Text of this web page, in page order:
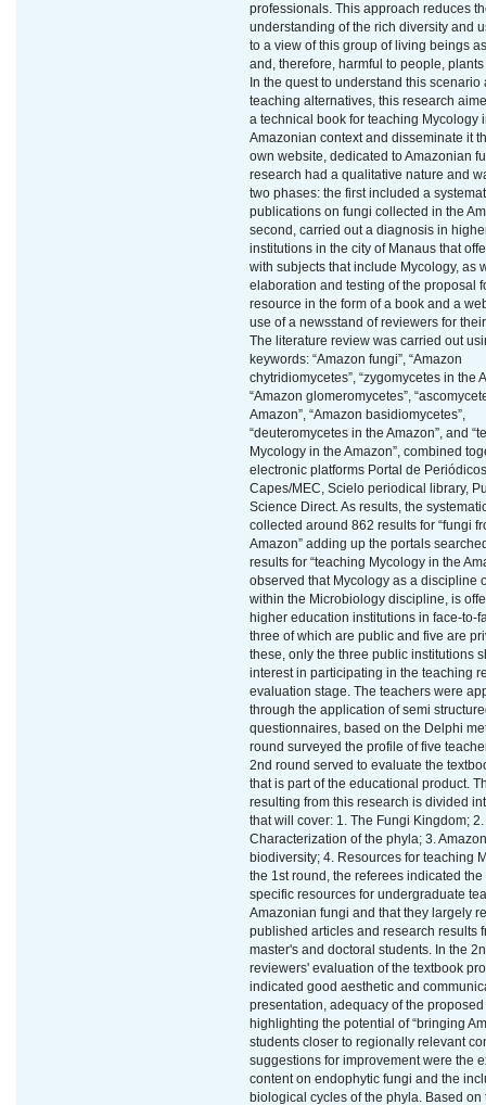
professionals. This approach reduces
understanding of the rich diversity and
to a view of this group of living beings
and, therefore, harmful to people,
In the quest to understand this
teaching alternatives, this research
a technical book for teaching Mycology
Amazonian context and disseminate it
own website, dedicated to Amazonian
research had a qualitative nature and
two phases: the first included a
publications on fungi collected in the
second, carried out a diagnosis in
institutions in the city of Manaus that
with subjects that include Mycology, as
elaboration and testing of the proposal
resource in the form of a book and a
use of a newsstand of reviewers for
The literature review was carried out
keywords: “Amazon fungi”, “Amazon
chytridiomycetes”, “zygomycetes in the
“Amazon glomeromycetes”,
Amazon”, “Amazon basidiomycetes”,
“deuteromycetes in the Amazon”, and
Mycology in the Amazon”, combined
electronic platforms Portal de Periódicos
Capes/MEC, Scielo periodical library,
Science Direct. As results, the
collected around 862 results for “fungi
Amazon” adding up the portals
results for “teaching Mycology in the
observed that Mycology as a discipline
within the Microbiology discipline, is
higher education institutions in face-to-
three of which are public and five are
these, only the three public institutions
interest in participating in the teaching
evaluation stage. The teachers were
through the application of semi
questionnaires, based on the Delphi
round surveyed the profile of five
2nd round served to evaluate the
that is part of the educational product.
resulting from this research is divided
that will cover: 1. The Fungi Kingdom; 2.
Characterization of the phyla; 3.
biodiversity; 4. Resources for teaching
the 1st round, the referees indicated the
specific resources for undergraduate
Amazonian fungi and that they largely
published articles and research results
master's and doctoral students. In the
reviewers' evaluation of the textbook
indicated good aesthetic and
presentation, adequacy of the
highlighting the potential of “bringing
students closer to regionally relevant
suggestions for improvement were the
content on endophytic fungi and the
biological cycles of the phyla. Based on